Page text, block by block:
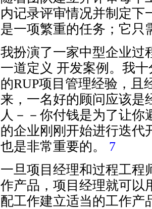
内记录评审情况并制定下
是一项繁重的任务；它只
我扮演了一家中型企业过
一道定义 开发案例。我
的RUP项目管理经验，且
来，一名好的顾问应该是
人－－你付钱是为了让
的企业刚刚开始进行迭代
也是非常重要的。
7
一旦项目经理和过程工程
作产品，项目经理就可以
配工作建立适当的工作产